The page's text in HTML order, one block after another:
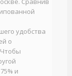
удобства
о
и